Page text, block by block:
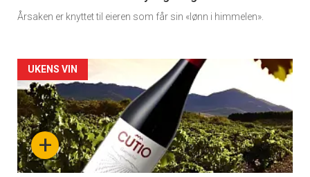
Årsaken er knyttet til eieren som får sin «lønn i himmelen».
Forsiden
akkurat
nå
-
+
UKENS VIN